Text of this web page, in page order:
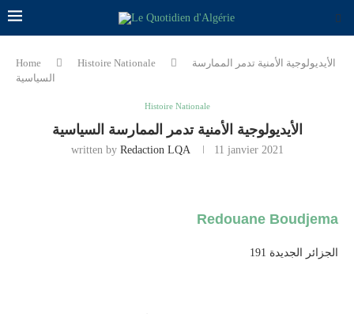
Home Histoire Nationale
الأيديولوجية الأمنية تدمر الممارسة
السياسية
Histoire Nationale
الأيديولوجية الأمنية تدمر الممارسة السياسية
written by Redaction LQA 11 janvier 2021
Redouane Boudjema
الجزائر الجديدة 191